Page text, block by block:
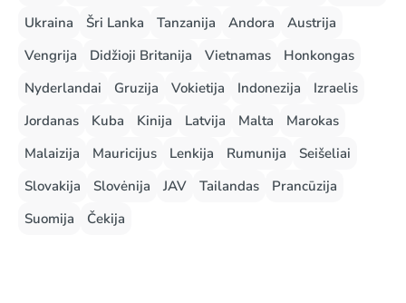
Ukraina
Šri Lanka Tanzanija Andora
Austrija
Vengrija
Didžioji Britanija Vietnamas
Honkongas
Nyderlandai
Gruzija Vokietija Indonezija
Izraelis
Jordanas
Kuba Kinija Latvija Malta
Marokas
Malaizija
Mauricijus Lenkija Rumunija
Seišeliai
Slovakija
Slovėnija JAV Tailandas
Prancūzija
Suomija
Čekija